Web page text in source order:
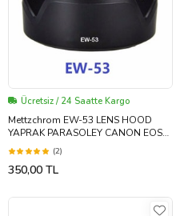
Ücretsiz / 24 Saatte Kargo
Mettzchrom EW-53 LENS HOOD
YAPRAK PARASOLEY CANON EOSM
EF-M 15-45mm-f-3-5-6-3 IS lens
uyumlu EW-53
(2)
350,00 TL